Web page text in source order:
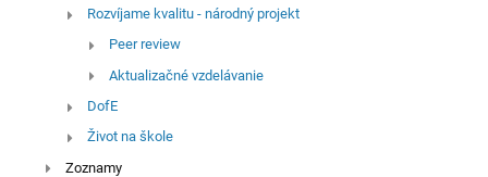
Rozvíjame kvalitu - národný projekt
Peer review
Aktualizačné vzdelávanie
DofE
Život na škole
Zoznamy